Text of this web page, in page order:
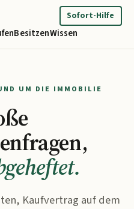
BesitzenWissen
Sofort-Hilfe
UM DIE IMMOBILIE
Kaufvertrag auf dem